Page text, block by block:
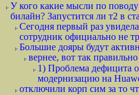
У кого какие мысли по
билайн? Запустится ли т2 в
Сегодня первый раз
сотрудник официально не
Большие дояры будут
вернее, вот так
1) Проблема дефицита
модернизацию на
отключили корп сим за то